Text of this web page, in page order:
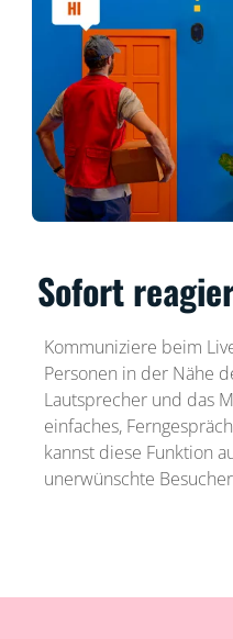
Sofort
Kommuniziere beim
Personen in der Nähe
Lautsprecher und das
einfaches,
kannst diese Funktion
unerwünschte